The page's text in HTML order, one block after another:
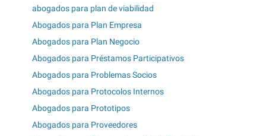
abogados para plan de viabilidad
Abogados para Plan Empresa
Abogados para Plan Negocio
Abogados para Préstamos Participativos
Abogados para Problemas Socios
Abogados para Protocolos Internos
Abogados para Prototipos
Abogados para Proveedores